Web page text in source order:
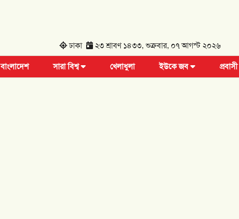
ঢাকা ২৩ শ্রাবণ ১৪৩৩, শুক্রবার, ০৭ আগস্ট ২০২৬
বাংলাদেশ সারা বিশ্ব খেলাধুলা ইউকে জব প্রবাসী